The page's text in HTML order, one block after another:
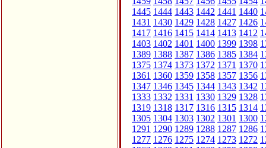
1445 1444 1443 1442 1441 1440
1431 1430 1429 1428 1427 1426
1417 1416 1415 1414 1413 1412
1403 1402 1401 1400 1399 1398
1389 1388 1387 1386 1385 1384
1375 1374 1373 1372 1371 1370
1361 1360 1359 1358 1357 1356
1347 1346 1345 1344 1343 1342
1333 1332 1331 1330 1329 1328
1319 1318 1317 1316 1315 1314
1305 1304 1303 1302 1301 1300
1291 1290 1289 1288 1287 1286
1277 1276 1275 1274 1273 1272